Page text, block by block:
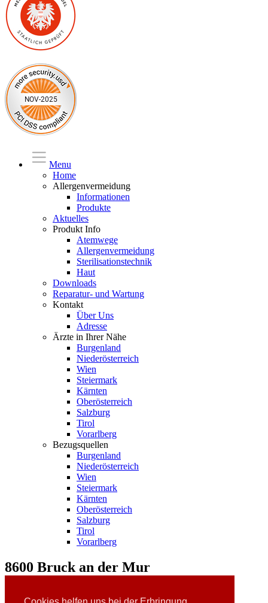
Menu
Home
Allergenvermeidung
Informationen
Produkte
Aktuelles
Produkt Info
Atemwege
Allergenvermeidung
Sterilisationstechnik
Haut
Downloads
Reparatur- und Wartung
Kontakt
Über Uns
Adresse
Ärzte in Ihrer Nähe
Burgenland
Niederösterreich
Wien
Steiermark
Kärnten
Oberösterreich
Salzburg
Tirol
Vorarlberg
Bezugsquellen
Burgenland
Niederösterreich
Wien
Steiermark
Kärnten
Oberösterreich
Salzburg
Tirol
Vorarlberg
8600 Bruck an der Mur